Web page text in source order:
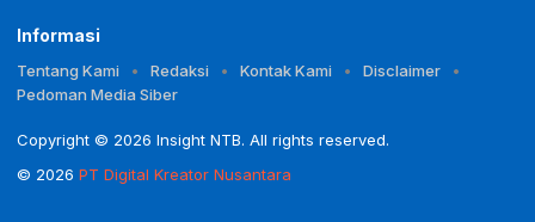
Informasi
Tentang Kami Redaksi Kontak Kami
Disclaimer
Pedoman Media Siber
Copyright © 2026 Insight NTB. All rights reserved.
© 2026 PT Digital Kreator Nusantara